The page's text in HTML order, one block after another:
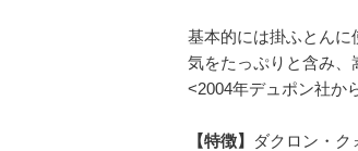
基本的には掛ふとん
気をたっぷりと含み、
<2004年デュポン社か
【特徴】
ダクロン・